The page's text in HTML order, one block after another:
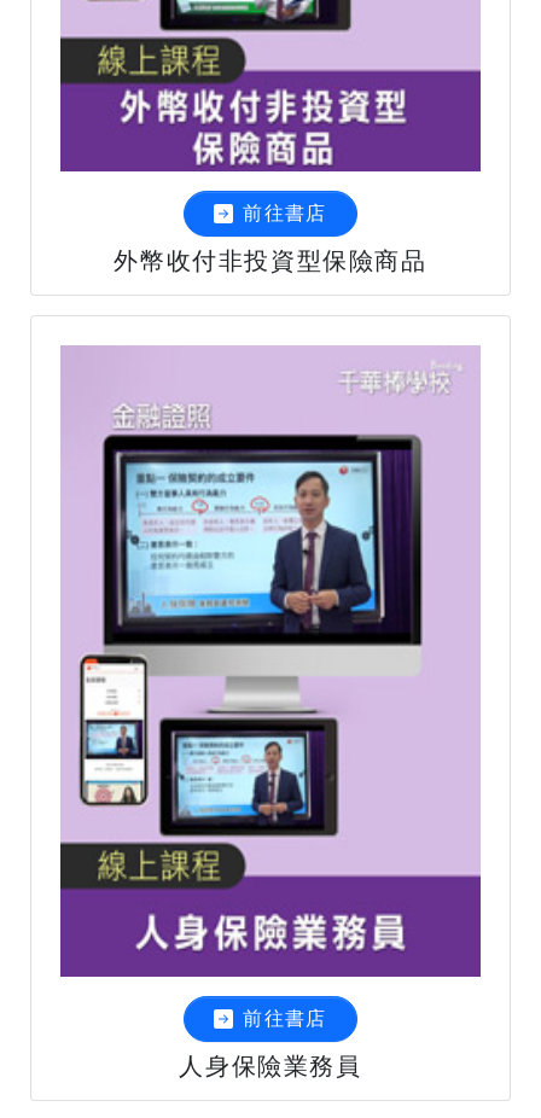
前往書店
外幣收付非投資型保險商品
前往書店
人身保險業務員